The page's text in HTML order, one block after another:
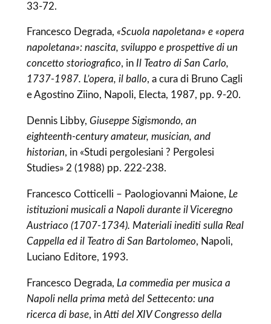
33-72.
Francesco Degrada, «Scuola napoletana» e «opera
napoletana»: nascita, sviluppo e prospettive di un
concetto storiografico, in Il Teatro di San Carlo,
1737-1987. L’opera, il ballo, a cura di Bruno Cagli
e Agostino Ziino, Napoli, Electa, 1987, pp. 9-20.
Dennis Libby, Giuseppe Sigismondo, an
eighteenth-century amateur, musician, and
historian, in «Studi pergolesiani ? Pergolesi
Studies» 2 (1988) pp. 222-238.
Francesco Cotticelli – Paologiovanni Maione, Le
istituzioni musicali a Napoli durante il Viceregno
Austriaco (1707-1734). Materiali inediti sulla Real
Cappella ed il Teatro di San Bartolomeo, Napoli,
Luciano Editore, 1993.
Francesco Degrada, La commedia per musica a
Napoli nella prima metà del Settecento: una
ricerca di base, in Atti del XIV Congresso della